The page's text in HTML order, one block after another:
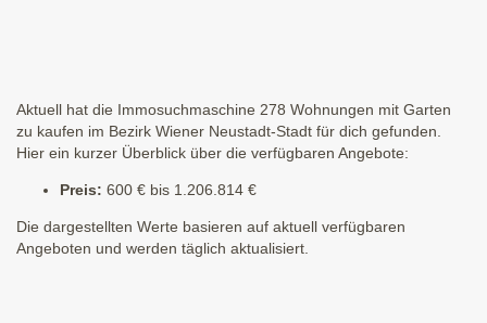
Aktuell hat die Immosuchmaschine 278 Wohnungen mit Garten
zu kaufen im Bezirk Wiener Neustadt-Stadt für dich gefunden.
Hier ein kurzer Überblick über die verfügbaren Angebote:
Preis: 600 € bis 1.206.814 €
Die dargestellten Werte basieren auf aktuell verfügbaren
Angeboten und werden täglich aktualisiert.